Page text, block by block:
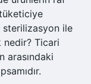
sterilizasyon ile
nedir? Ticari
arasındaki